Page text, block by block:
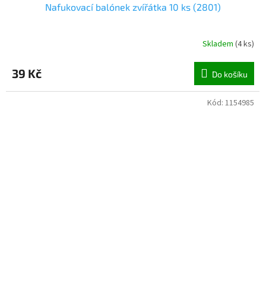
Nafukovací balónek zvířátka 10 ks (2801)
Skladem (4 ks)
39 Kč Do košíku
Kód: 1154985